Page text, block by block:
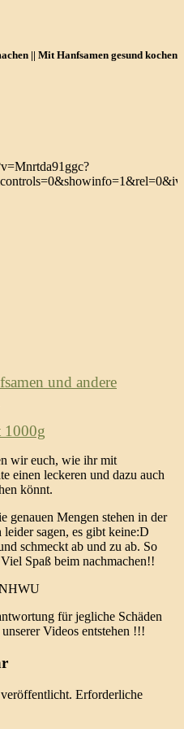
|| Mit Hanfsamen gesund kochen
und andere
1000g
wir euch, wie ihr mit
einen leckeren und dazu auch
könnt.
genauen Mengen stehen in der
sagen, es gibt keine:D
schmeckt ab und zu ab. So
Spaß beim nachmachen!!
für jegliche Schäden
Videos entstehen !!!
Erforderliche